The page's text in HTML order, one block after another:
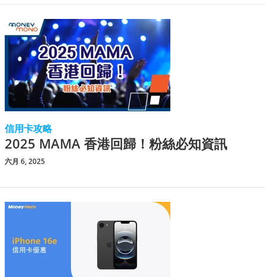
信用卡攻略
2025 MAMA 香港回歸！粉絲必知資訊
六月 6, 2025